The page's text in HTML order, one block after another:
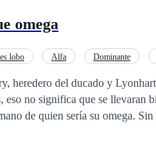
espinas y otro con apariencia
omega
lobo Alfa Dominante
heredero del ducado y
eso no significa que se llevaran
de quien sería su omega.
no como alfa, sino como el